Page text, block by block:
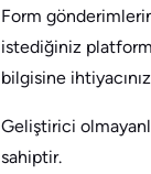
Form
istediğiniz
bilgisine
Geliştirici
sahiptir.